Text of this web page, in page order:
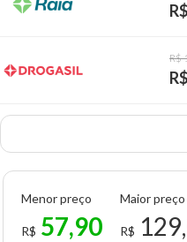
R$
Menor preço
R$ 57,90
Maior preço
R$